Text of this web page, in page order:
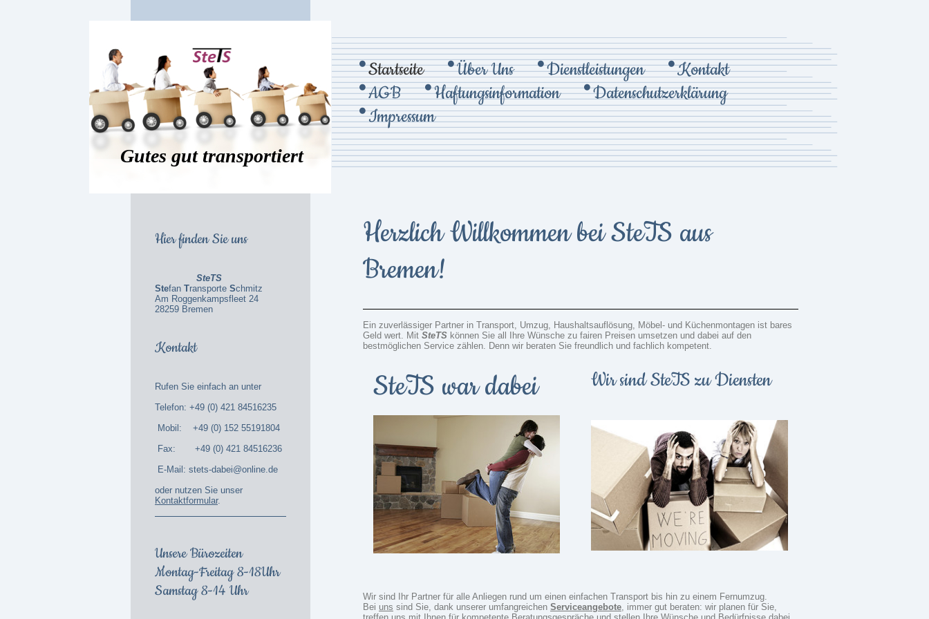
Gutes gut transportiert
Hier finden Sie uns
SteTS
Stefan Transporte Schmitz
Am Roggenkampsfleet 24
28259 Bremen
Kontakt
Rufen Sie einfach an unter
Telefon: +49 (0) 421 84516235
Mobil: +49 (0) 152 55191804
Fax: +49 (0) 421 84516236
E-Mail: stets-dabei@online.de
oder nutzen Sie unser
Kontaktformular.
Unsere Bürozeiten
Montag-Freitag 8-18Uhr
Samstag 8-14 Uhr
Startseite Über Uns Dienstleistungen
Kontakt
AGB
Haftungsinformation
Datenschutzerklärung
Impressum
Herzlich Willkommen bei SteTS aus
Bremen!
Ein zuverlässiger Partner in Transport, Umzug, Haushaltsauflösung, Möbel- und Küchenmontagen ist bares
Geld wert. Mit SteTS können Sie all Ihre Wünsche zu fairen Preisen umsetzen und dabei auf den
bestmöglichen Service zählen. Denn wir beraten Sie freundlich und fachlich kompetent.
SteTS war dabei Wir sind SteTS zu Diensten
Wir sind Ihr Partner für alle Anliegen rund um einen einfachen Transport bis hin zu einem Fernumzug.
Bei uns sind Sie, dank unserer umfangreichen Serviceangebote, immer gut beraten: wir planen für Sie,